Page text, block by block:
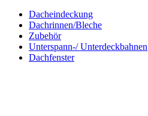
Dacheindeckung
Dachrinnen/Bleche
Zubehör
Unterspann-/ Unterdeckbahnen
Dachfenster